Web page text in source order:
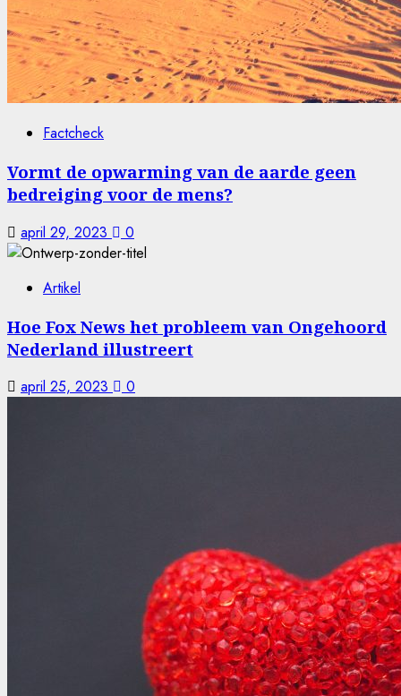
Factcheck
Vormt de opwarming van de aarde geen
bedreiging voor de mens?
april 29, 2023 0
Artikel
Hoe Fox News het probleem van Ongehoord
Nederland illustreert
april 25, 2023 0